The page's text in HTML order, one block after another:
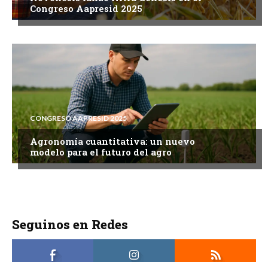
Congreso Aapresid 2025
CONGRESO AAPRESID 2025
Agronomía cuantitativa: un nuevo
modelo para el futuro del agro
Seguinos en Redes